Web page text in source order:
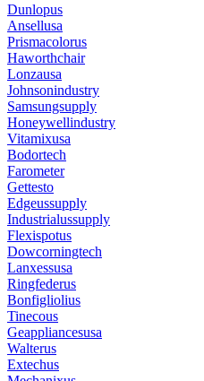
Dunlopus
Ansellusa
Prismacolorus
Haworthchair
Lonzausa
Johnsonindustry
Samsungsupply
Honeywellindustry
Vitamixusa
Bodortech
Farometer
Gettesto
Edgeussupply
Industrialussupply
Flexispotus
Dowcorningtech
Lanxessusa
Ringfederus
Bonfigliolius
Tinecous
Geappliancesusa
Walterus
Extechus